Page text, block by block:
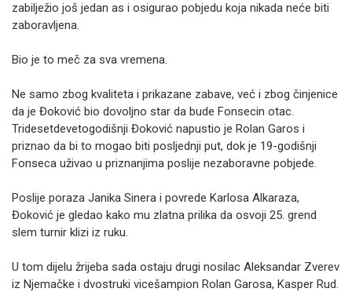
zabilježio još jedan as i osigurao pobjedu koja nikada neće biti
zaboravljena.
Bio je to meč za sva vremena.
Ne samo zbog kvaliteta i prikazane zabave, već i zbog činjenice
da je Đoković bio dovoljno star da bude Fonsecin otac.
Tridesetdevetogodišnji Đoković napustio je Rolan Garos i
priznao da bi to mogao biti posljednji put, dok je 19-godišnji
Fonseca uživao u priznanjima poslije nezaboravne pobjede.
Poslije poraza Janika Sinera i povrede Karlosa Alkaraza,
Đoković je gledao kako mu zlatna prilika da osvoji 25. grend
slem turnir klizi iz ruku.
U tom dijelu žrijeba sada ostaju drugi nosilac Aleksandar Zverev
iz Njemačke i dvostruki vicešampion Rolan Garosa, Kasper Rud.